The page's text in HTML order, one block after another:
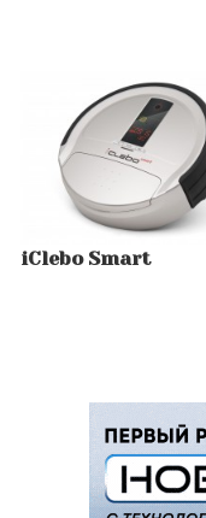
iClebo Smart